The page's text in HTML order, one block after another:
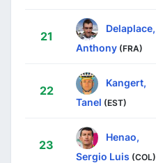
21
Delaplace,
Anthony (FRA)
22
Kangert,
Tanel (EST)
23
Henao,
Sergio Luis (COL)